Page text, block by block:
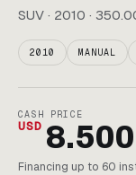
SUV · 2010 ·
2010 MANUAL
CASH PRICE
USD 8.500
Financing up to 60